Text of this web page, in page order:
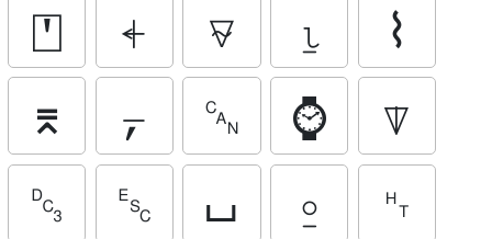
⍞
⍅ ⍫ ⍸
⌇
⌆
⍪ ␘ ⌚
⍒
␓
␛ ⌴ ⍛
␉